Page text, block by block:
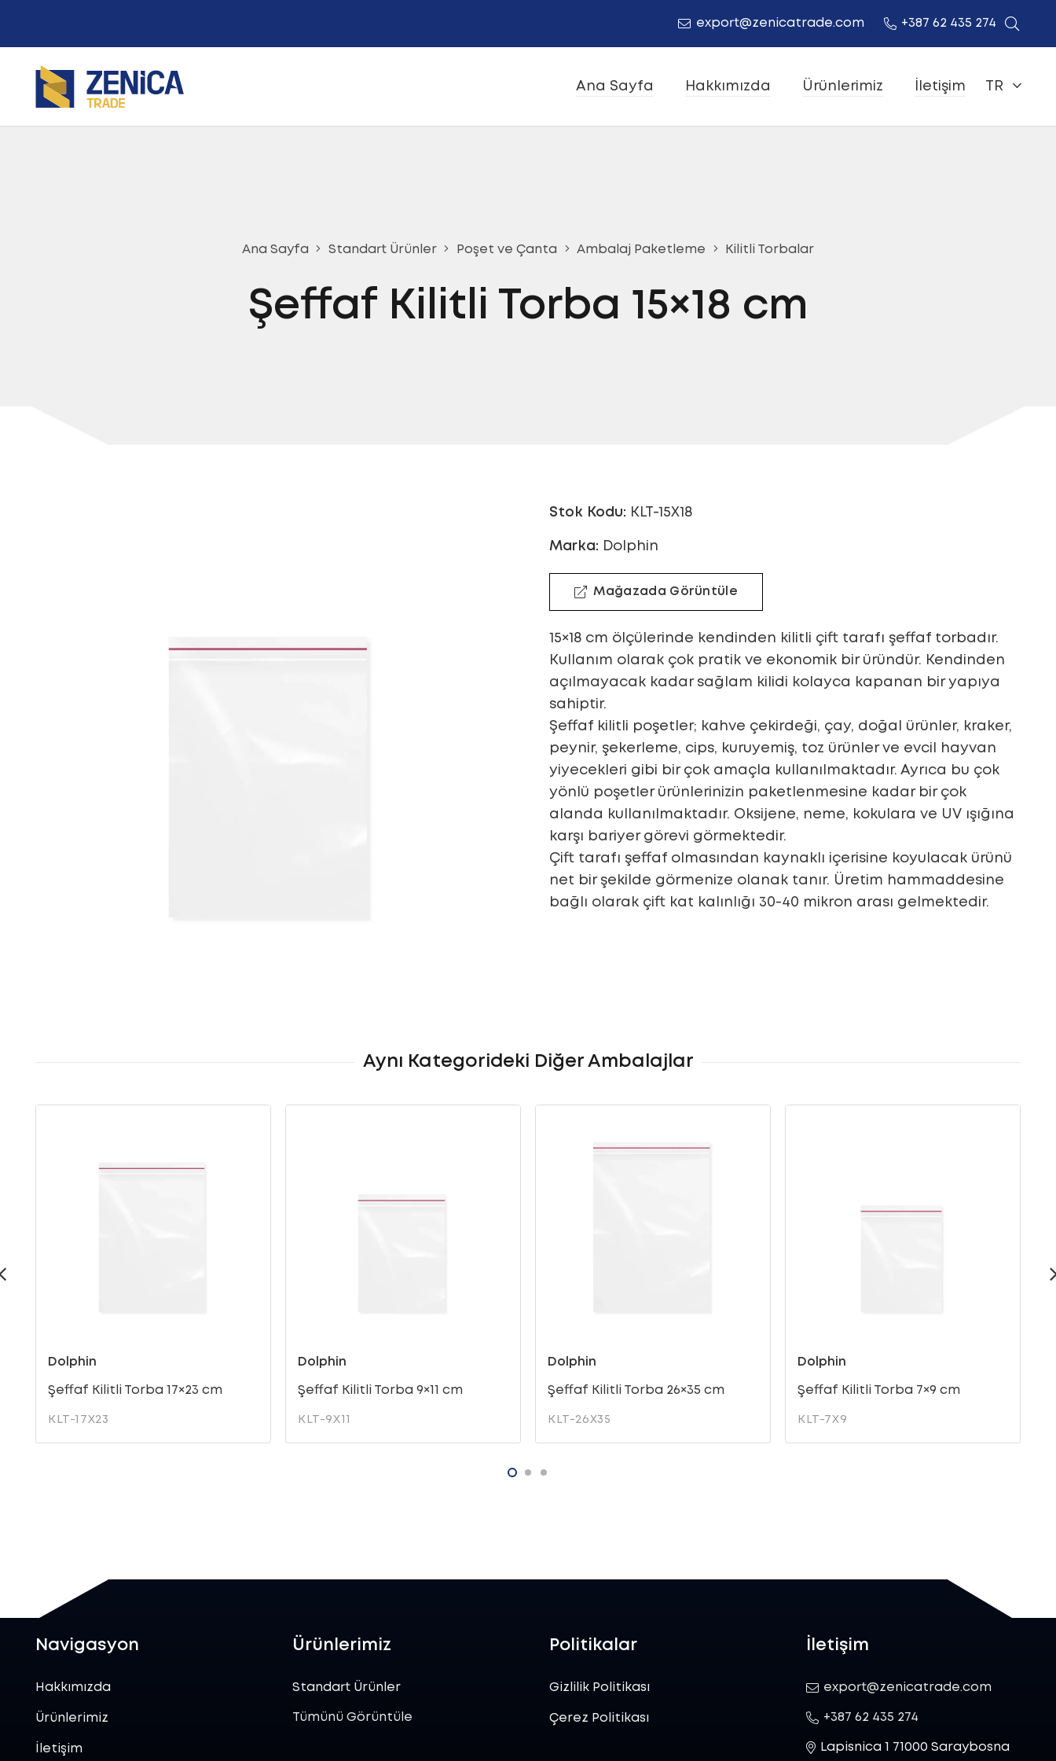
export@zenicatrade.com +387 62 435 274
Ana Sayfa Hakkımızda Ürünlerimiz İletişim TR
Ana Sayfa Standart Ürünler Poşet ve Çanta Ambalaj Paketleme Kilitli Torbalar
Şeffaf Kilitli Torba 15×18 cm
Stok Kodu: KLT-15X18
Marka: Dolphin
Mağazada Görüntüle
15×18 cm ölçülerinde kendinden kilitli çift tarafı şeffaf torbadır.
Kullanım olarak çok pratik ve ekonomik bir üründür. Kendinden
açılmayacak kadar sağlam kilidi kolayca kapanan bir yapıya
sahiptir.
Şeffaf kilitli poşetler; kahve çekirdeği, çay, doğal ürünler, kraker,
peynir, şekerleme, cips, kuruyemiş, toz ürünler ve evcil hayvan
yiyecekleri gibi bir çok amaçla kullanılmaktadır. Ayrıca bu çok
yönlü poşetler ürünlerinizin paketlenmesine kadar bir çok
alanda kullanılmaktadır. Oksijene, neme, kokulara ve UV ışığına
karşı bariyer görevi görmektedir.
Çift tarafı şeffaf olmasından kaynaklı içerisine koyulacak ürünü
net bir şekilde görmenize olanak tanır. Üretim hammaddesine
bağlı olarak çift kat kalınlığı 30-40 mikron arası gelmektedir.
Aynı Kategorideki Diğer Ambalajlar
Dolphin
Şeffaf Kilitli Torba 17×23 cm
KLT-17X23
Dolphin
Şeffaf Kilitli Torba 9×11 cm
KLT-9X11
Dolphin
Şeffaf Kilitli Torba 26×35 cm
KLT-26X35
Dolphin
Şeffaf Kilitli Torba 7×9 cm
KLT-7X9
Navigasyon
Hakkımızda
Ürünlerimiz
İletişim
Ürünlerimiz
Standart Ürünler
Tümünü Görüntüle
Politikalar
Gizlilik Politikası
Çerez Politikası
İletişim
export@zenicatrade.com
+387 62 435 274
Lapisnica 1 71000 Saraybosna